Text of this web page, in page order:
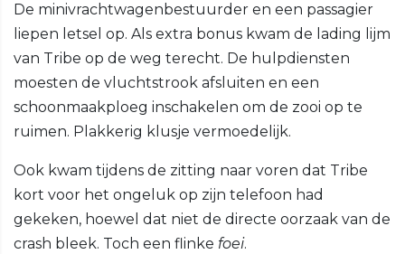
De minivrachtwagenbestuurder en een passagier
liepen letsel op. Als extra bonus kwam de lading lijm
van Tribe op de weg terecht. De hulpdiensten
moesten de vluchtstrook afsluiten en een
schoonmaakploeg inschakelen om de zooi op te
ruimen. Plakkerig klusje vermoedelijk.
Ook kwam tijdens de zitting naar voren dat Tribe
kort voor het ongeluk op zijn telefoon had
gekeken, hoewel dat niet de directe oorzaak van de
crash bleek. Toch een flinke foei.